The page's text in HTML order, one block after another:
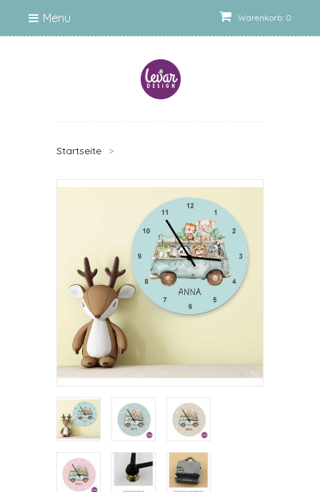
Warenkorb: 0
Menü
Startseite >